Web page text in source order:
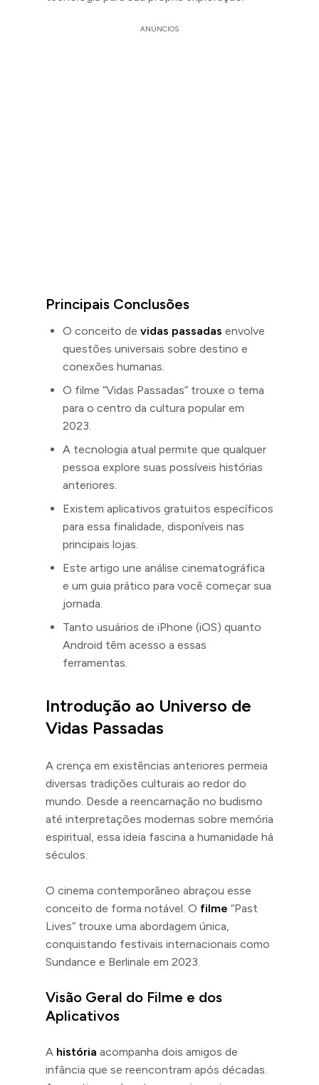
ANÚNCIOS
Principais Conclusões
O conceito de vidas passadas envolve
questões universais sobre destino e
conexões humanas.
O filme “Vidas Passadas” trouxe o tema
para o centro da cultura popular em
2023.
A tecnologia atual permite que qualquer
pessoa explore suas possíveis histórias
anteriores.
Existem aplicativos gratuitos específicos
para essa finalidade, disponíveis nas
principais lojas.
Este artigo une análise cinematográfica
e um guia prático para você começar sua
jornada.
Tanto usuários de iPhone (iOS) quanto
Android têm acesso a essas
ferramentas.
Introdução ao Universo de
Vidas Passadas
A crença em existências anteriores permeia
diversas tradições culturais ao redor do
mundo. Desde a reencarnação no budismo
até interpretações modernas sobre memória
espiritual, essa ideia fascina a humanidade há
séculos.
O cinema contemporâneo abraçou esse
conceito de forma notável. O filme “Past
Lives” trouxe uma abordagem única,
conquistando festivais internacionais como
Sundance e Berlinale em 2023.
Visão Geral do Filme e dos
Aplicativos
A história acompanha dois amigos de
infância que se reencontram após décadas.